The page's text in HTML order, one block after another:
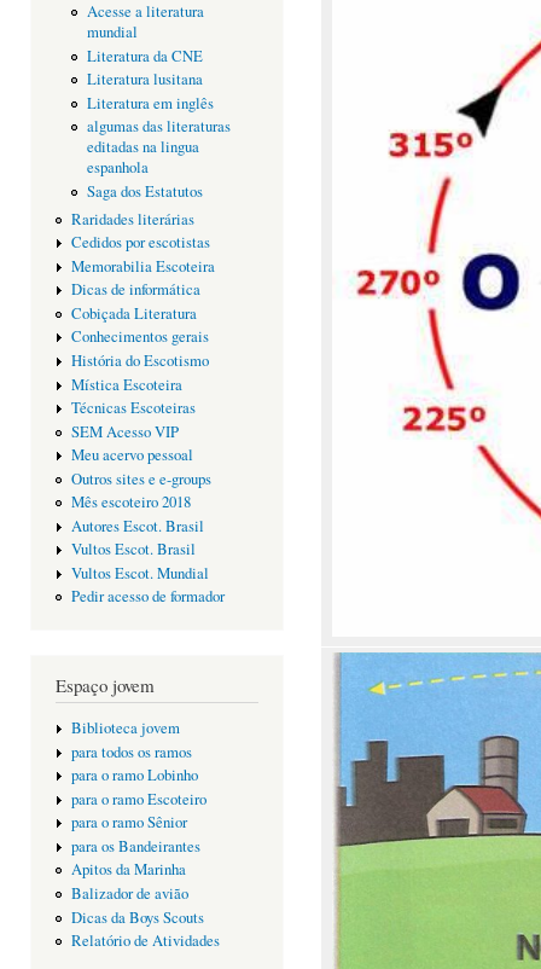
Acesse a literatura
mundial
Literatura da CNE
Literatura lusitana
Literatura em inglês
algumas das literaturas
editadas na lingua
espanhola
Saga dos Estatutos
Raridades literárias
Cedidos por escotistas
Memorabilia Escoteira
Dicas de informática
Cobiçada Literatura
Conhecimentos gerais
História do Escotismo
Mística Escoteira
Técnicas Escoteiras
SEM Acesso VIP
Meu acervo pessoal
Outros sites e e-groups
Mês escoteiro 2018
Autores Escot. Brasil
Vultos Escot. Brasil
Vultos Escot. Mundial
Pedir acesso de formador
Espaço jovem
Biblioteca jovem
para todos os ramos
para o ramo Lobinho
para o ramo Escoteiro
para o ramo Sênior
para os Bandeirantes
Apitos da Marinha
Balizador de avião
Dicas da Boys Scouts
Relatório de Atividades